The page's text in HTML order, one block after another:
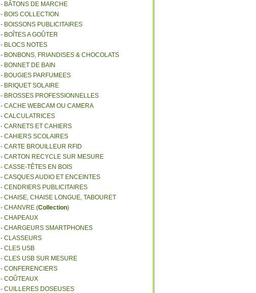
- BÂTONS DE MARCHE
- BOIS COLLECTION
- BOISSONS PUBLICITAIRES
- BOÎTES A GOÛTER
- BLOCS NOTES
- BONBONS, FRIANDISES & CHOCOLATS
- BONNET DE BAIN
- BOUGIES PARFUMEES
- BRIQUET SOLAIRE
- BROSSES PROFESSIONNELLES
- CACHE WEBCAM OU CAMERA
- CALCULATRICES
- CARNETS ET CAHIERS
- CAHIERS SCOLAIRES
- CARTE BROUILLEUR RFID
- CARTON RECYCLE SUR MESURE
- CASSE-TÊTES EN BOIS
- CASQUES AUDIO ET ENCEINTES
- CENDRIERS PUBLICITAIRES
- CHAISE, CHAISE LONGUE, TABOURET
- CHANVRE (Collection)
- CHAPEAUX
- CHARGEURS SMARTPHONES
- CLASSEURS
- CLES USB
- CLES USB SUR MESURE
- CONFERENCIERS
- COÛTEAUX
- CUILLERES DOSEUSES